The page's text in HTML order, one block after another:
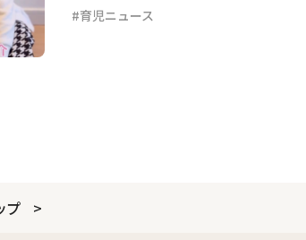
育児ニュース
プ